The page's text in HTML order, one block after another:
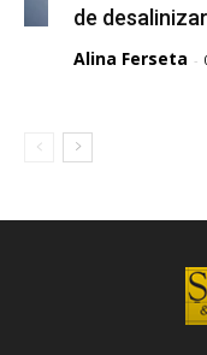
de
Alina Ferseta -